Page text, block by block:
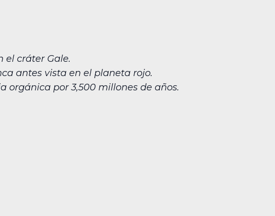
el cráter Gale.
antes vista en el planeta rojo.
orgánica por 3,500 millones de años.